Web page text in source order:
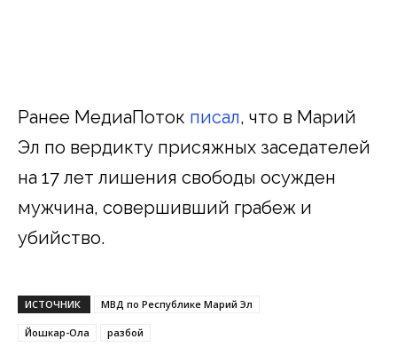
Ранее МедиаПоток писал, что в Марий
Эл по вердикту присяжных заседателей
на 17 лет лишения свободы осужден
мужчина, совершивший грабеж и
убийство.
ИСТОЧНИК МВД по Республике Марий Эл
Йошкар-Ола разбой